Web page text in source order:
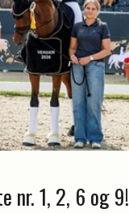
nr. 1, 2, 6 og 9!